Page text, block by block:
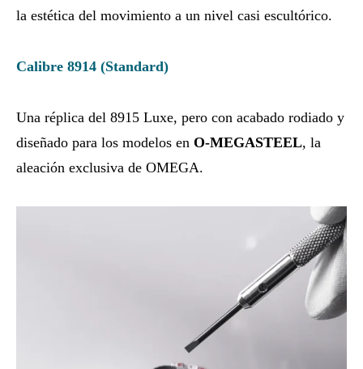
la estética del movimiento a un nivel casi escultórico.
Calibre 8914 (Standard)
Una réplica del 8915 Luxe, pero con acabado rodiado y
diseñado para los modelos en O‑MEGASTEEL, la
aleación exclusiva de OMEGA.